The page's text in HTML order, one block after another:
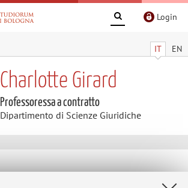
Login
IT EN
Charlotte Girard
Professoressa a contratto
Dipartimento di Scienze Giuridiche